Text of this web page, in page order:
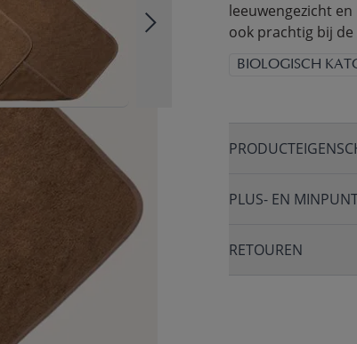
leeuwengezicht
ook prachtig bij de
BIOLOGISCH
PLUS- EN
RETOUREN